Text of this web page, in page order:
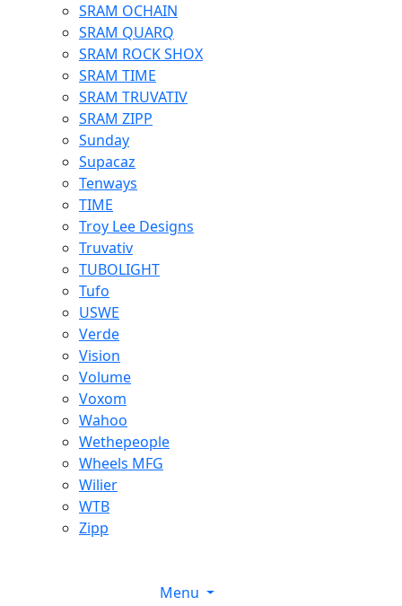
SRAM OCHAIN
SRAM QUARQ
SRAM ROCK SHOX
SRAM TIME
SRAM TRUVATIV
SRAM ZIPP
Sunday
Supacaz
Tenways
TIME
Troy Lee Designs
Truvativ
TUBOLIGHT
Tufo
USWE
Verde
Vision
Volume
Voxom
Wahoo
Wethepeople
Wheels MFG
Wilier
WTB
Zipp
Menu